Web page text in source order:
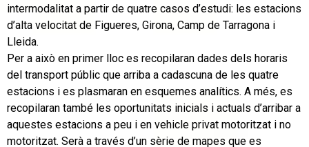
intermodalitat a partir de quatre casos d’estudi: les estacions
d’alta velocitat de Figueres, Girona, Camp de Tarragona i
Lleida.
Per a això en primer lloc es recopilaran dades dels horaris
del transport públic que arriba a cadascuna de les quatre
estacions i es plasmaran en esquemes analítics. A més, es
recopilaran també les oportunitats inicials i actuals d’arribar a
aquestes estacions a peu i en vehicle privat motoritzat i no
motoritzat. Serà a través d’un sèrie de mapes que es